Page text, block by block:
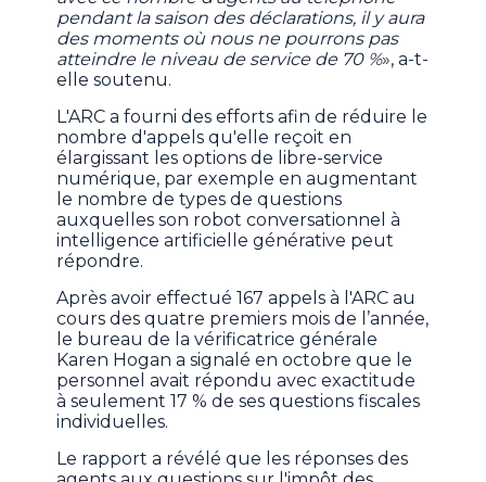
pendant la saison des déclarations, il y aura
des moments où nous ne pourrons pas
atteindre le niveau de service de 70 %», a-t-
elle soutenu.
L'ARC a fourni des efforts afin de réduire le
nombre d'appels qu'elle reçoit en
élargissant les options de libre-service
numérique, par exemple en augmentant
le nombre de types de questions
auxquelles son robot conversationnel à
intelligence artificielle générative peut
répondre.
Après avoir effectué 167 appels à l'ARC au
cours des quatre premiers mois de l’année,
le bureau de la vérificatrice générale
Karen Hogan a signalé en octobre que le
personnel avait répondu avec exactitude
à seulement 17 % de ses questions fiscales
individuelles.
Le rapport a révélé que les réponses des